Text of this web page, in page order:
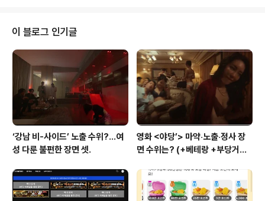
년 만에 복귀했는데, 연기했을 때도 이미 그는 알츠하이머
를 앓고 있었다고 한다. 그해 윤정희는 칸국제영화제에 초
청되기도 했다. '0점 논란' 영진위 VS '시' 제작사…멍청한
영진위의 '삽질' 칸 영화제에서 극본상을 받은 영화 '시'에
대해 영화진흥위원회 (영진위)가 지원사업에서 '0점'을 줬
다는 오래 전 ..
이 블로그 인기글
‘강남 비-사이드’ 노출 수위?…여
성 다룬 불편한 장면 셋.
영화 <야당’> 마약‧노출‧정사 장
면 수위는? (+베테랑 +부당거래